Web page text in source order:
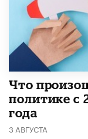
​Что
политике с
года
3 АВГУСТА